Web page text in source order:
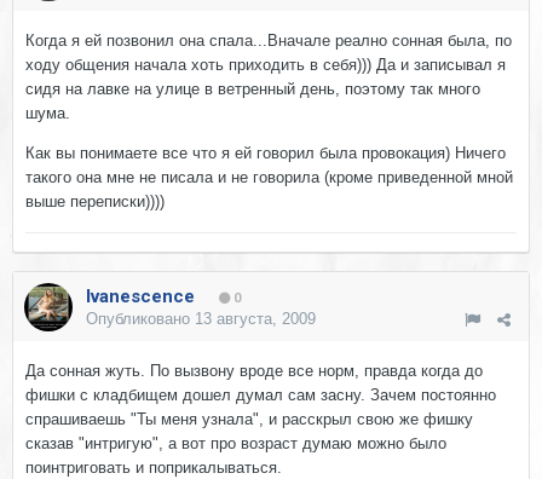
Когда я ей позвонил она спала...Вначале реално сонная была, по
ходу общения начала хоть приходить в себя))) Да и записывал я
сидя на лавке на улице в ветренный день, поэтому так много
шума.
Как вы понимаете все что я ей говорил была провокация) Ничего
такого она мне не писала и не говорила (кроме приведенной мной
выше переписки))))
Ivanescence 0
Опубликовано 13 августа, 2009
Да сонная жуть. По вызвону вроде все норм, правда когда до
фишки с кладбищем дошел думал сам засну. Зачем постоянно
спрашиваешь "Ты меня узнала", и расскрыл свою же фишку
сказав "интригую", а вот про возраст думаю можно было
поинтриговать и поприкалываться.